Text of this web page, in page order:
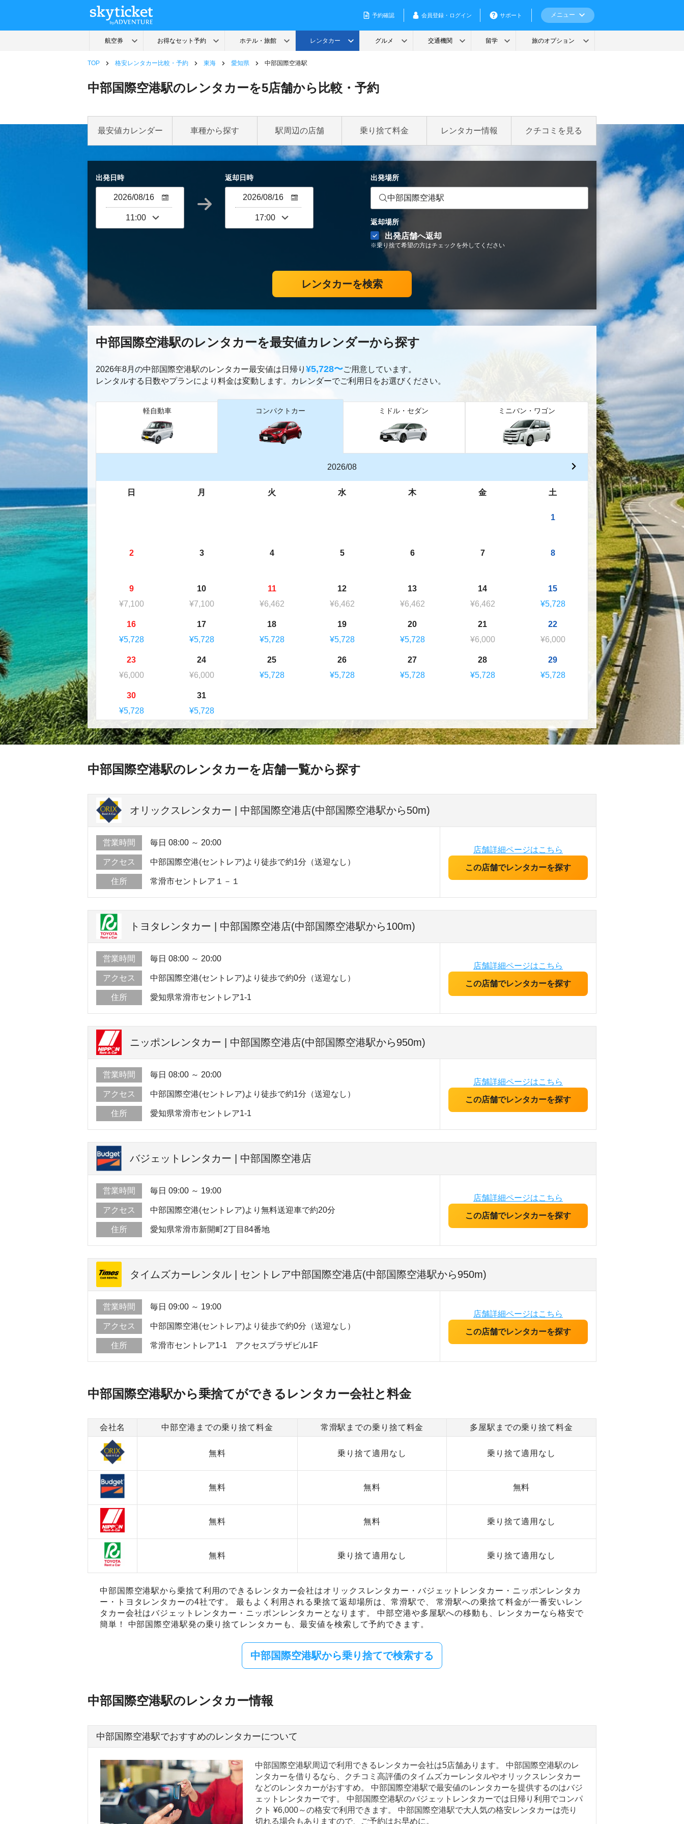
TOP 格安レンタカー比較・予約 東海 愛知県 中部国際空港駅
中部国際空港駅のレンタカーを5店舗から比較・予約
最安値カレンダー 車種から探す 駅周辺の店舗 乗り捨て料金 レンタカー情報 クチコミを見る
出発日時 返却日時 出発場所
中部国際空港駅
返却場所
出発店舗へ返却
※乗り捨て希望の方はチェックを外してください
レンタカーを検索
中部国際空港駅のレンタカーを最安値カレンダーから探す
2026年8月の中部国際空港駅のレンタカー最安値は日帰り ¥5,728〜ご用意しています。
レンタルする日数やプランにより料金は変動します。カレンダーでご利用日をお選びください。
軽自動車 コンパクトカー ミドル・セダン ミニバン・ワゴン
2026/08
日 月 火 水 木 金 土
1
2 3 4 5 6 7 8
9
¥7,100
10
¥7,100
11
¥6,462
12
¥6,462
13
¥6,462
14
¥6,462
15
¥5,728
16
¥5,728
17
¥5,728
18
¥5,728
19
¥5,728
20
¥5,728
21
¥6,000
22
¥6,000
23
¥6,000
24
¥6,000
25
¥5,728
26
¥5,728
27
¥5,728
28
¥5,728
29
¥5,728
30
¥5,728
31
¥5,728
中部国際空港駅のレンタカーを店舗一覧から探す
オリックスレンタカー | 中部国際空港店(中部国際空港駅から50m)
営業時間 毎日 08:00 ～ 20:00
アクセス 中部国際空港(セントレア)より徒歩で約1分（送迎なし）
住所 常滑市セントレア１－１
店舗詳細ページはこちら
この店舗でレンタカーを探す
トヨタレンタカー | 中部国際空港店(中部国際空港駅から100m)
営業時間 毎日 08:00 ～ 20:00
アクセス 中部国際空港(セントレア)より徒歩で約0分（送迎なし）
住所 愛知県常滑市セントレア1-1
店舗詳細ページはこちら
この店舗でレンタカーを探す
ニッポンレンタカー | 中部国際空港店(中部国際空港駅から950m)
営業時間 毎日 08:00 ～ 20:00
アクセス 中部国際空港(セントレア)より徒歩で約1分（送迎なし）
住所 愛知県常滑市セントレア1-1
店舗詳細ページはこちら
この店舗でレンタカーを探す
バジェットレンタカー | 中部国際空港店
営業時間 毎日 09:00 ～ 19:00
アクセス 中部国際空港(セントレア)より無料送迎車で約20分
住所 愛知県常滑市新開町2丁目84番地
店舗詳細ページはこちら
この店舗でレンタカーを探す
タイムズカーレンタル | セントレア中部国際空港店(中部国際空港駅から950m)
営業時間 毎日 09:00 ～ 19:00
アクセス 中部国際空港(セントレア)より徒歩で約0分（送迎なし）
住所 常滑市セントレア1-1 アクセスプラザビル1F
店舗詳細ページはこちら
この店舗でレンタカーを探す
中部国際空港駅から乗捨てができるレンタカー会社と料金
会社名 中部空港までの乗り捨て料金 常滑駅までの乗り捨て料金 多屋駅までの乗り捨て料金
無料 乗り捨て適用なし 乗り捨て適用なし
無料 無料 無料
無料 無料 乗り捨て適用なし
無料 乗り捨て適用なし 乗り捨て適用なし
中部国際空港駅から乗捨て利用のできるレンタカー会社はオリックスレンタカー・バジェットレンタカー・ニッポンレンタカ
ー・トヨタレンタカーの4社です。 最もよく利用される乗捨て返却場所は、常滑駅で、 常滑駅への乗捨て料金が一番安いレン
タカー会社はバジェットレンタカー・ニッポンレンタカーとなります。 中部空港や多屋駅への移動も、レンタカーなら格安で
簡単！ 中部国際空港駅発の乗り捨てレンタカーも、最安値を検索して予約できます。
中部国際空港駅から乗り捨てで検索する
中部国際空港駅のレンタカー情報
中部国際空港駅でおすすめのレンタカーについて
中部国際空港駅周辺で利用できるレンタカー会社は5店舗あります。 中部国際空港駅のレ
ンタカーを借りるなら、クチコミ高評価のタイムズカーレンタルやオリックスレンタカー
などのレンタカーがおすすめ。 中部国際空港駅で最安値のレンタカーを提供するのはバジ
ェットレンタカーです。 中部国際空港駅のバジェットレンタカーでは日帰り利用でコンパ
クト ¥6,000～の格安で利用できます。 中部国際空港駅で大人気の格安レンタカーは売り
切れる場合もありますので、ご予約はお早めに。